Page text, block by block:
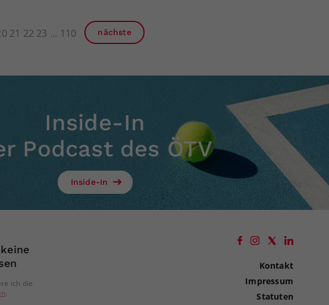
21 22 23 110 nächste
Inside-In
Podcast des ÖTV
Inside-In
ich die
.
Kontakt
Impressum
Statuten